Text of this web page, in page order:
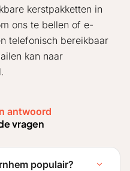
kerstpakketten in
ons te bellen of e-
telefonisch bereikbaar
kan naar
antwoord
vragen
populair?